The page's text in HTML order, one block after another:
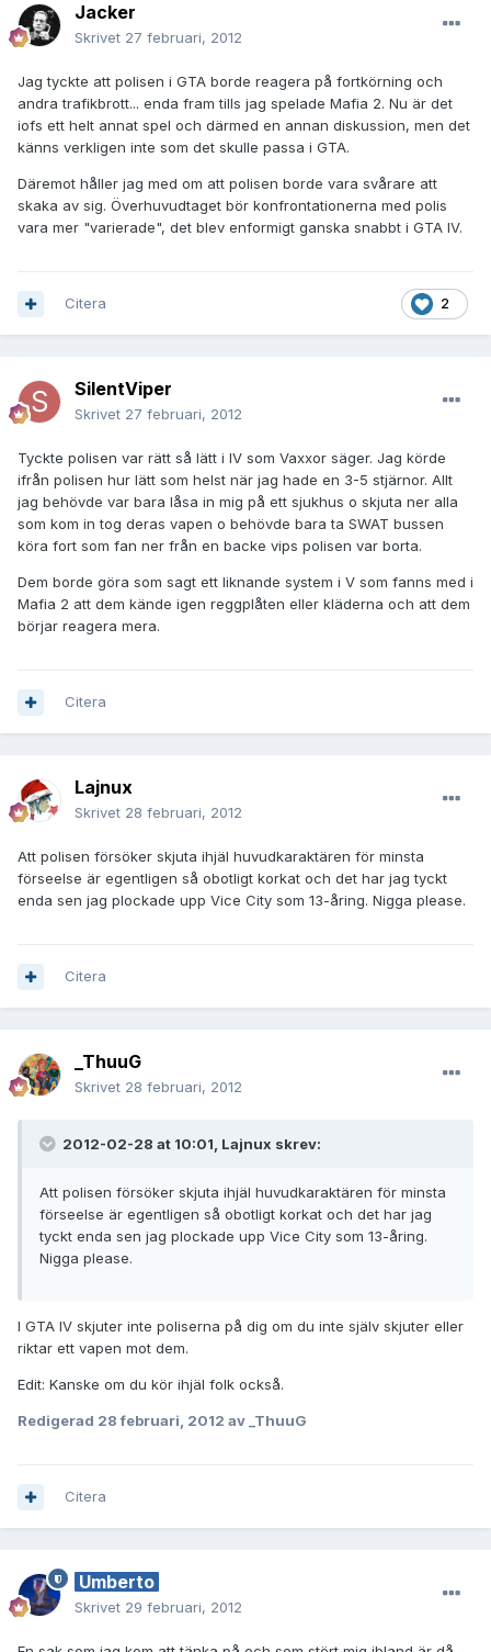
Jacker
Skrivet 27 februari, 2012
Jag tyckte att polisen i GTA borde reagera på fortkörning och
andra trafikbrott... enda fram tills jag spelade Mafia 2. Nu är det
iofs ett helt annat spel och därmed en annan diskussion, men det
känns verkligen inte som det skulle passa i GTA.
Däremot håller jag med om att polisen borde vara svårare att
skaka av sig. Överhuvudtaget bör konfrontationerna med polis
vara mer "varierade", det blev enformigt ganska snabbt i GTA IV.
2
Citera
SilentViper
Skrivet 27 februari, 2012
Tyckte polisen var rätt så lätt i IV som Vaxxor säger. Jag körde
ifrån polisen hur lätt som helst när jag hade en 3-5 stjärnor. Allt
jag behövde var bara låsa in mig på ett sjukhus o skjuta ner alla
som kom in tog deras vapen o behövde bara ta SWAT bussen
köra fort som fan ner från en backe vips polisen var borta.
Dem borde göra som sagt ett liknande system i V som fanns med i
Mafia 2 att dem kände igen reggplåten eller kläderna och att dem
börjar reagera mera.
Citera
Lajnux
Skrivet 28 februari, 2012
Att polisen försöker skjuta ihjäl huvudkaraktären för minsta
förseelse är egentligen så obotligt korkat och det har jag tyckt
enda sen jag plockade upp Vice City som 13-åring. Nigga please.
Citera
_ThuuG
Skrivet 28 februari, 2012
2012-02-28 at 10:01, Lajnux skrev:
Att polisen försöker skjuta ihjäl huvudkaraktären för minsta
förseelse är egentligen så obotligt korkat och det har jag
tyckt enda sen jag plockade upp Vice City som 13-åring.
Nigga please.
I GTA IV skjuter inte poliserna på dig om du inte själv skjuter eller
riktar ett vapen mot dem.
Edit: Kanske om du kör ihjäl folk också.
Redigerad 28 februari, 2012 av _ThuuG
Citera
Umberto
Skrivet 29 februari, 2012